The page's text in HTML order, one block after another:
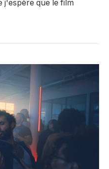
j'espère que le film